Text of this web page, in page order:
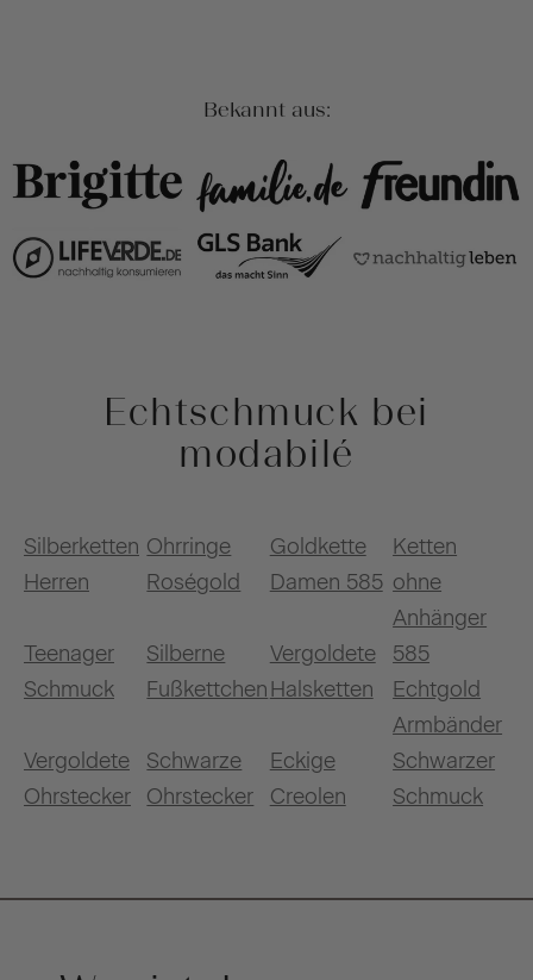
Bekannt aus:
Echtschmuck bei
modabilé
Silberketten
Herren
Ohrringe
Roségold
Goldkette
Damen 585
Ketten
ohne
Anhänger
Teenager
Schmuck
Silberne
Fußkettchen
Vergoldete
Halsketten
585
Echtgold
Armbänder
Vergoldete
Ohrstecker
Schwarze
Ohrstecker
Eckige
Creolen
Schwarzer
Schmuck